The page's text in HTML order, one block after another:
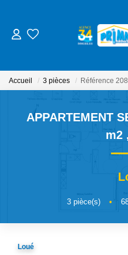
Accueil 3 pièces Référence
APPARTEMENT
m2
3 pièce(s) •
Loué